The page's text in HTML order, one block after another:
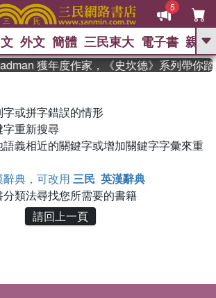
5
GO
史是一群喵 、
獎 臺灣漫遊錄
登輝時代 、 數學女孩：黎曼猜想 、
外文 簡體 三民東大 電子書 親子
獲年度作家，《史坎德》系列帶你踏
或拼字錯誤的情形
重新搜尋
義相近的關鍵字或增加關鍵字字彙來重
典，可改用 三民 英漢辭典
類法尋找您所需要的書籍
請回上一頁